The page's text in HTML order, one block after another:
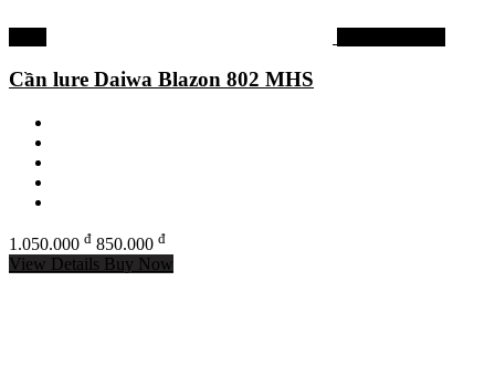
Cần lure Daiwa Blazon 802 MHS
1.050.000 đ 850.000 đ
View Details Buy Now